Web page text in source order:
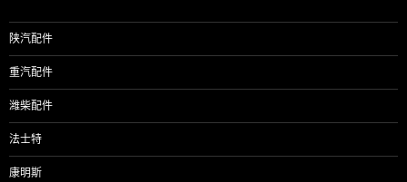
陕汽配件
重汽配件
潍柴配件
法士特
康明斯